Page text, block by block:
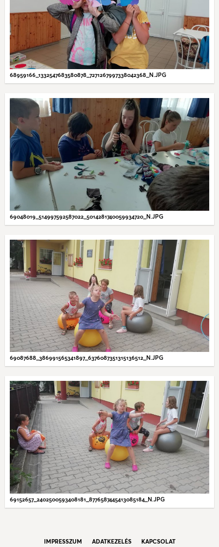
68959166_1332547683580878_7271267997338042368_N.JPG
69048019_514997592587022_5014281740059934720_N.JPG
69087688_386991565341897_6376087351315136512_N.JPG
69152657_2402500593408181_8776587445413085184_N.JPG
IMPRESSZUM ADATKEZELÉS KAPCSOLAT